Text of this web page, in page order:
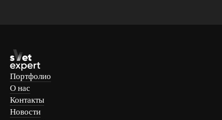
Портфолио
О нас
Контакты
Новости